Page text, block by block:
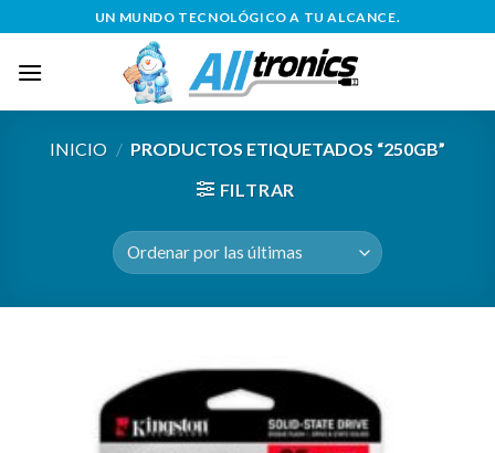
al
contenido
UN MUNDO TECNOLÓGICO A TU ALCANCE.
INICIO / PRODUCTOS ETIQUETADOS “250GB”
FILTRAR